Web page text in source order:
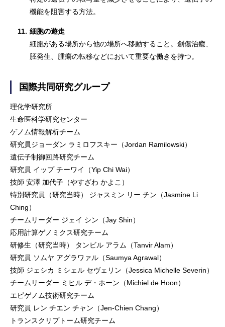
機能を阻害する方法。
11. 細胞の遊走
細胞がある場所から他の場所へ移動すること。創傷治癒、
胚発生、腫瘍の転移などにおいて重要な働きを持つ。
国際共同研究グループ
理化学研究所
生命医科学研究センター
ゲノム情報解析チーム
研究員ジョーダン ラミロフスキー（Jordan Ramilowski）
遺伝子制御回路研究チーム
研究員 イップ チーワイ（Yip Chi Wai）
技師 安澤 加代子（やすざわ かよこ）
特別研究員（研究当時） ジャスミン リー チン（Jasmine Li
Ching）
チームリーダー ジェイ シン（Jay Shin）
応用計算ゲノミクス研究チーム
研修生（研究当時） タンビル アラム（Tanvir Alam）
研究員 ソムヤ アグラワァル（Saumya Agrawal）
技師 ジェシカ ミシェル セヴェリン（Jessica Michelle Severin）
チームリーダー ミヒル デ・ホーン（Michiel de Hoon）
エピゲノム技術研究チーム
研究員 レン チエン チャン（Jen-Chien Chang）
トランスクリプトーム研究チーム